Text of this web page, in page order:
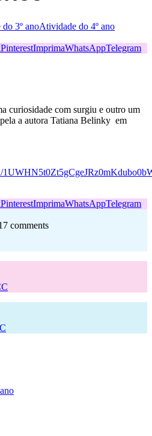
3º anoAtividade do 4º ano
PinterestImprimaWhatsAppTelegram
curiosidade com surgiu e outro um
a autora Tatiana Belinky em
PinterestImprimaWhatsAppTelegram
comments